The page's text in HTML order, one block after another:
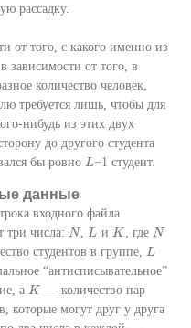
рассадку.
от того, с какого именно из
зависимости от того, в
количество человек,
требуется лишь, чтобы для
нибудь из этих двух
до другого студента
бы ровно L
L−1 студент.
данные
входного файла
три числа: N
N L
L и K
K , где N
N
студентов в группе, L
L
“антисписывательное”
а K
K — количество пар
которые могут друг у друга